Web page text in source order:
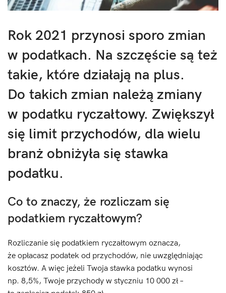
Rok 2021 przynosi sporo zmian
w podatkach. Na szczęście są też
takie, które działają na plus.
Do takich zmian należą zmiany
w podatku ryczałtowy. Zwiększył
się limit przychodów, dla wielu
branż obniżyła się stawka
podatku.
Co to znaczy, że rozliczam się
podatkiem ryczałtowym?
Rozliczanie się podatkiem ryczałtowym oznacza,
że opłacasz podatek od przychodów, nie uwzględniając
kosztów. A więc jeżeli Twoja stawka podatku wynosi
np. 8,5%, Twoje przychody w styczniu 10 000 zł –